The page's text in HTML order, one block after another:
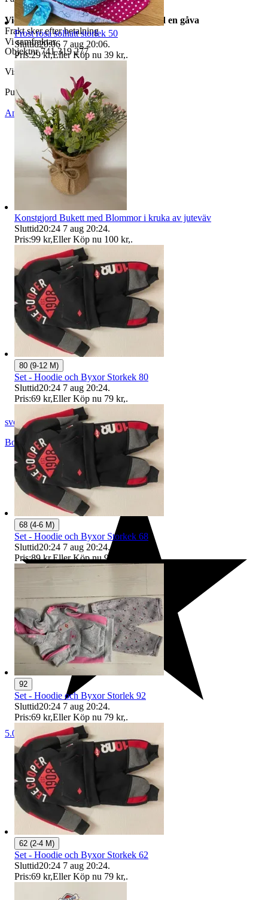
Vid köp av två annonser skickar vi med en gåva
Frakt sker efter betalning
Vi samfraktar .
Objektnr 741 319 277
Visningar
Publicerad
20 jul 17:58
Anmäl Sälj liknande
svopt1
Borås
Sverige
5.0
Frost rosa solhatt storlek 50
Sluttid20:06 7 aug 20:06.
Pris:29 kr,Eller Köp nu 39 kr,.
Konstgjord Bukett med Blommor i kruka av juteväv
Sluttid20:24 7 aug 20:24.
Pris:99 kr,Eller Köp nu 100 kr,.
80 (9-12 M)
Set - Hoodie och Byxor Storkek 80
Sluttid20:24 7 aug 20:24.
Pris:69 kr,Eller Köp nu 79 kr,.
68 (4-6 M)
Set - Hoodie och Byxor Storkek 68
Sluttid20:24 7 aug 20:24.
Pris:89 kr,Eller Köp nu 99 kr
92
Set - Hoodie och Byxor Storlek 92
Sluttid20:24 7 aug 20:24.
Pris:69 kr,Eller Köp nu 79 kr,.
62 (2-4 M)
Set - Hoodie och Byxor Storkek 62
Sluttid20:24 7 aug 20:24.
Pris:69 kr,Eller Köp nu 79 kr,.